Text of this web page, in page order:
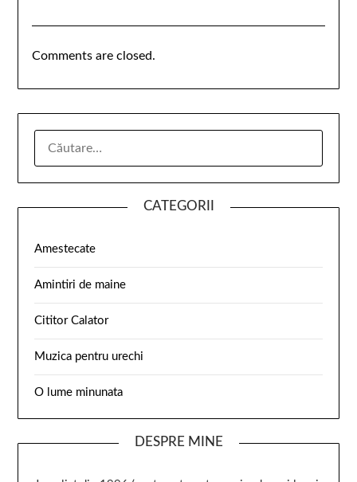
Comments are closed.
CATEGORII
Amestecate
Amintiri de maine
Cititor Calator
Muzica pentru urechi
O lume minunata
DESPRE MINE